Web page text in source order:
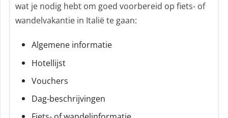
wat je nodig hebt om goed voorbereid op fiets- of
wandelvakantie in Italië te gaan:
Algemene informatie
Hotellijst
Vouchers
Dag-beschrijvingen